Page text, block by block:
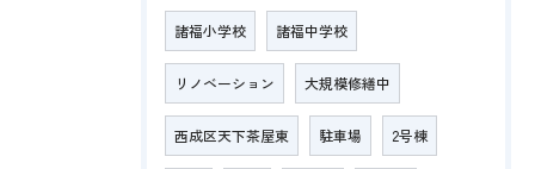
諸福小学校 諸福中学校
リノベーション 大規模修繕中
西成区天下茶屋東 駐車場 2号棟